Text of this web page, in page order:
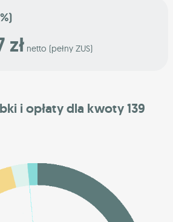
zł netto (pełny ZUS)
i opłaty dla kwoty 139